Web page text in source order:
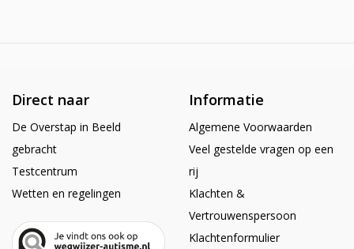
Direct naar
De Overstap in Beeld
gebracht
Testcentrum
Wetten en regelingen
Informatie
Algemene Voorwaarden
Veel gestelde vragen op een
rij
Klachten &
Vertrouwenspersoon
Klachtenformulier